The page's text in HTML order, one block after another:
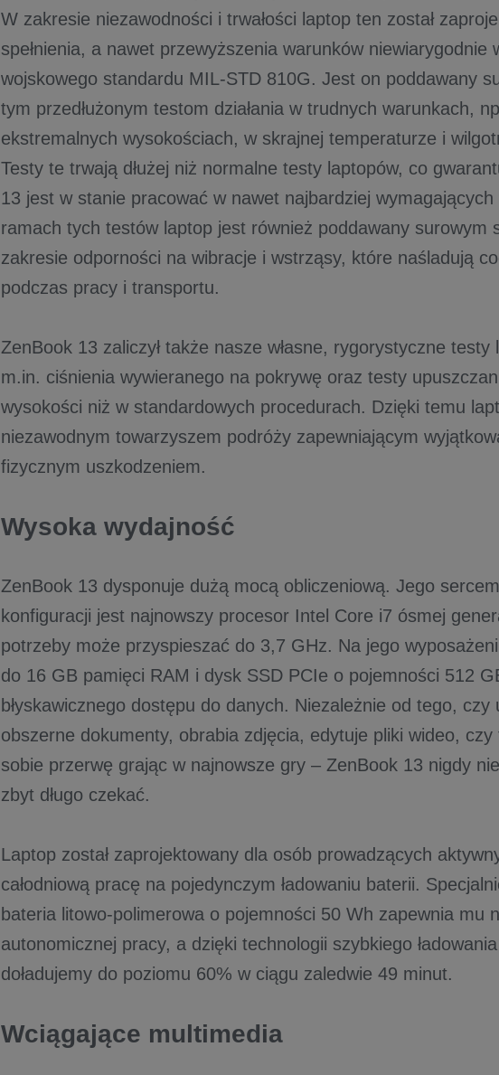
W zakresie niezawodności i trwałości laptop ten został
spełnienia, a nawet przewyższenia warunków niewiarygodnie
wojskowego standardu MIL-STD 810G. Jest on poddawany
tym przedłużonym testom działania w trudnych warunkach,
ekstremalnych wysokościach, w skrajnej temperaturze i
Testy te trwają dłużej niż normalne testy laptopów, co
13 jest w stanie pracować w nawet najbardziej
ramach tych testów laptop jest również poddawany surowym
zakresie odporności na wibracje i wstrząsy, które naśladują
podczas pracy i transportu.
ZenBook 13 zaliczył także nasze własne, rygorystyczne testy
m.in. ciśnienia wywieranego na pokrywę oraz testy
wysokości niż w standardowych procedurach. Dzięki temu
niezawodnym towarzyszem podróży zapewniającym
fizycznym uszkodzeniem.
Wysoka wydajność
ZenBook 13 dysponuje dużą mocą obliczeniową. Jego
konfiguracji jest najnowszy procesor Intel Core i7 ósmej
potrzeby może przyspieszać do 3,7 GHz. Na jego
do 16 GB pamięci RAM i dysk SSD PCIe o pojemności 512
błyskawicznego dostępu do danych. Niezależnie od tego,
obszerne dokumenty, obrabia zdjęcia, edytuje pliki wideo,
sobie przerwę grając w najnowsze gry – ZenBook 13 nigdy
zbyt długo czekać.
Laptop został zaprojektowany dla osób prowadzących
całodniową pracę na pojedynczym ładowaniu baterii.
bateria litowo-polimerowa o pojemności 50 Wh zapewnia mu
autonomicznej pracy, a dzięki technologii szybkiego
doładujemy do poziomu 60% w ciągu zaledwie 49 minut.
Wciągające multimedia